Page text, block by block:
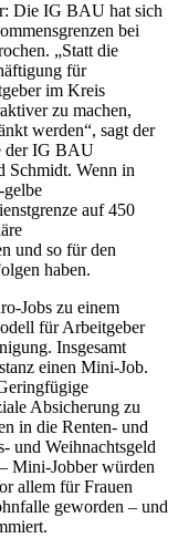
Die IG BAU hat sich
bei
„Statt die
für
im Kreis
zu machen,
werden“, sagt der
der IG BAU
Schmidt. Wenn in
auf 450
und so für den
haben.
Jobs zu einem
für Arbeitgeber
Insgesamt
einen Mini-Job.
Absicherung zu
in die Renten- und
und Weihnachtsgeld
Mini-Jobber würden
allem für Frauen
geworden – und